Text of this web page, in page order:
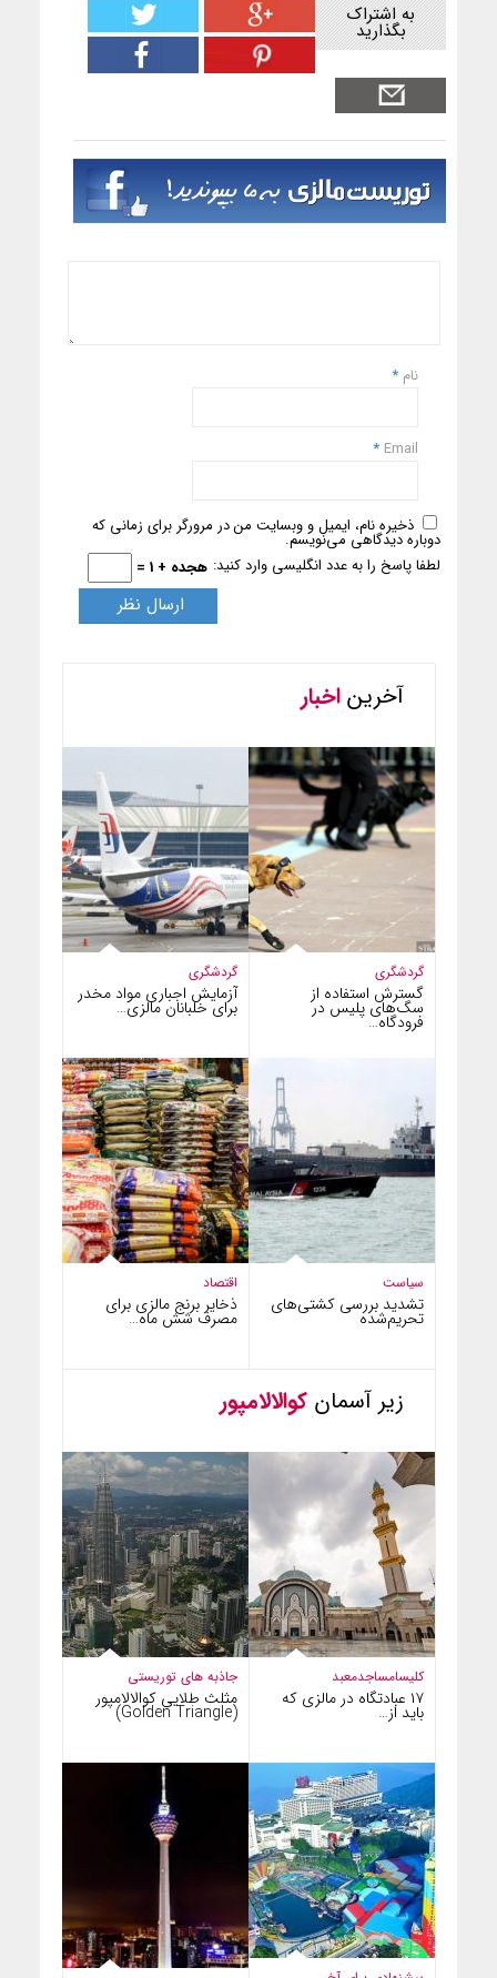
به اشتراک
بگذارید
نام *
Email
*
ذخیره نام، ایمیل و وبسایت من در مرورگر برای زمانی که
دوباره دیدگاهی می‌نویسم.
لطفا پاسخ را به عدد انگلیسی وارد کنید: هجده + 1 =
آخریناخبار
گردشگری
آزمایش اجباری مواد مخدر
برای خلبانان مالزی…
گردشگری
گسترش استفاده از
سگ‌های پلیس در
فرودگاه…
اقتصاد
ذخایر برنج مالزی برای
مصرف شش ماه…
سیاست
تشدید بررسی کشتی‌های
تحریم‌شده
زیر آسمان کوالالامپور
جاذبه های توریستی
مثلث طلایی کوالالامپور
(Golden Triangle)
کلیسامساجدمعبد
۱۷ عبادتگاه در مالزی که
باید از…